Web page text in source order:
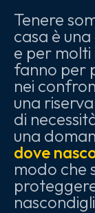
Tenere
casa è
e per molti
fanno per
nei
una
di
una
dove
modo che